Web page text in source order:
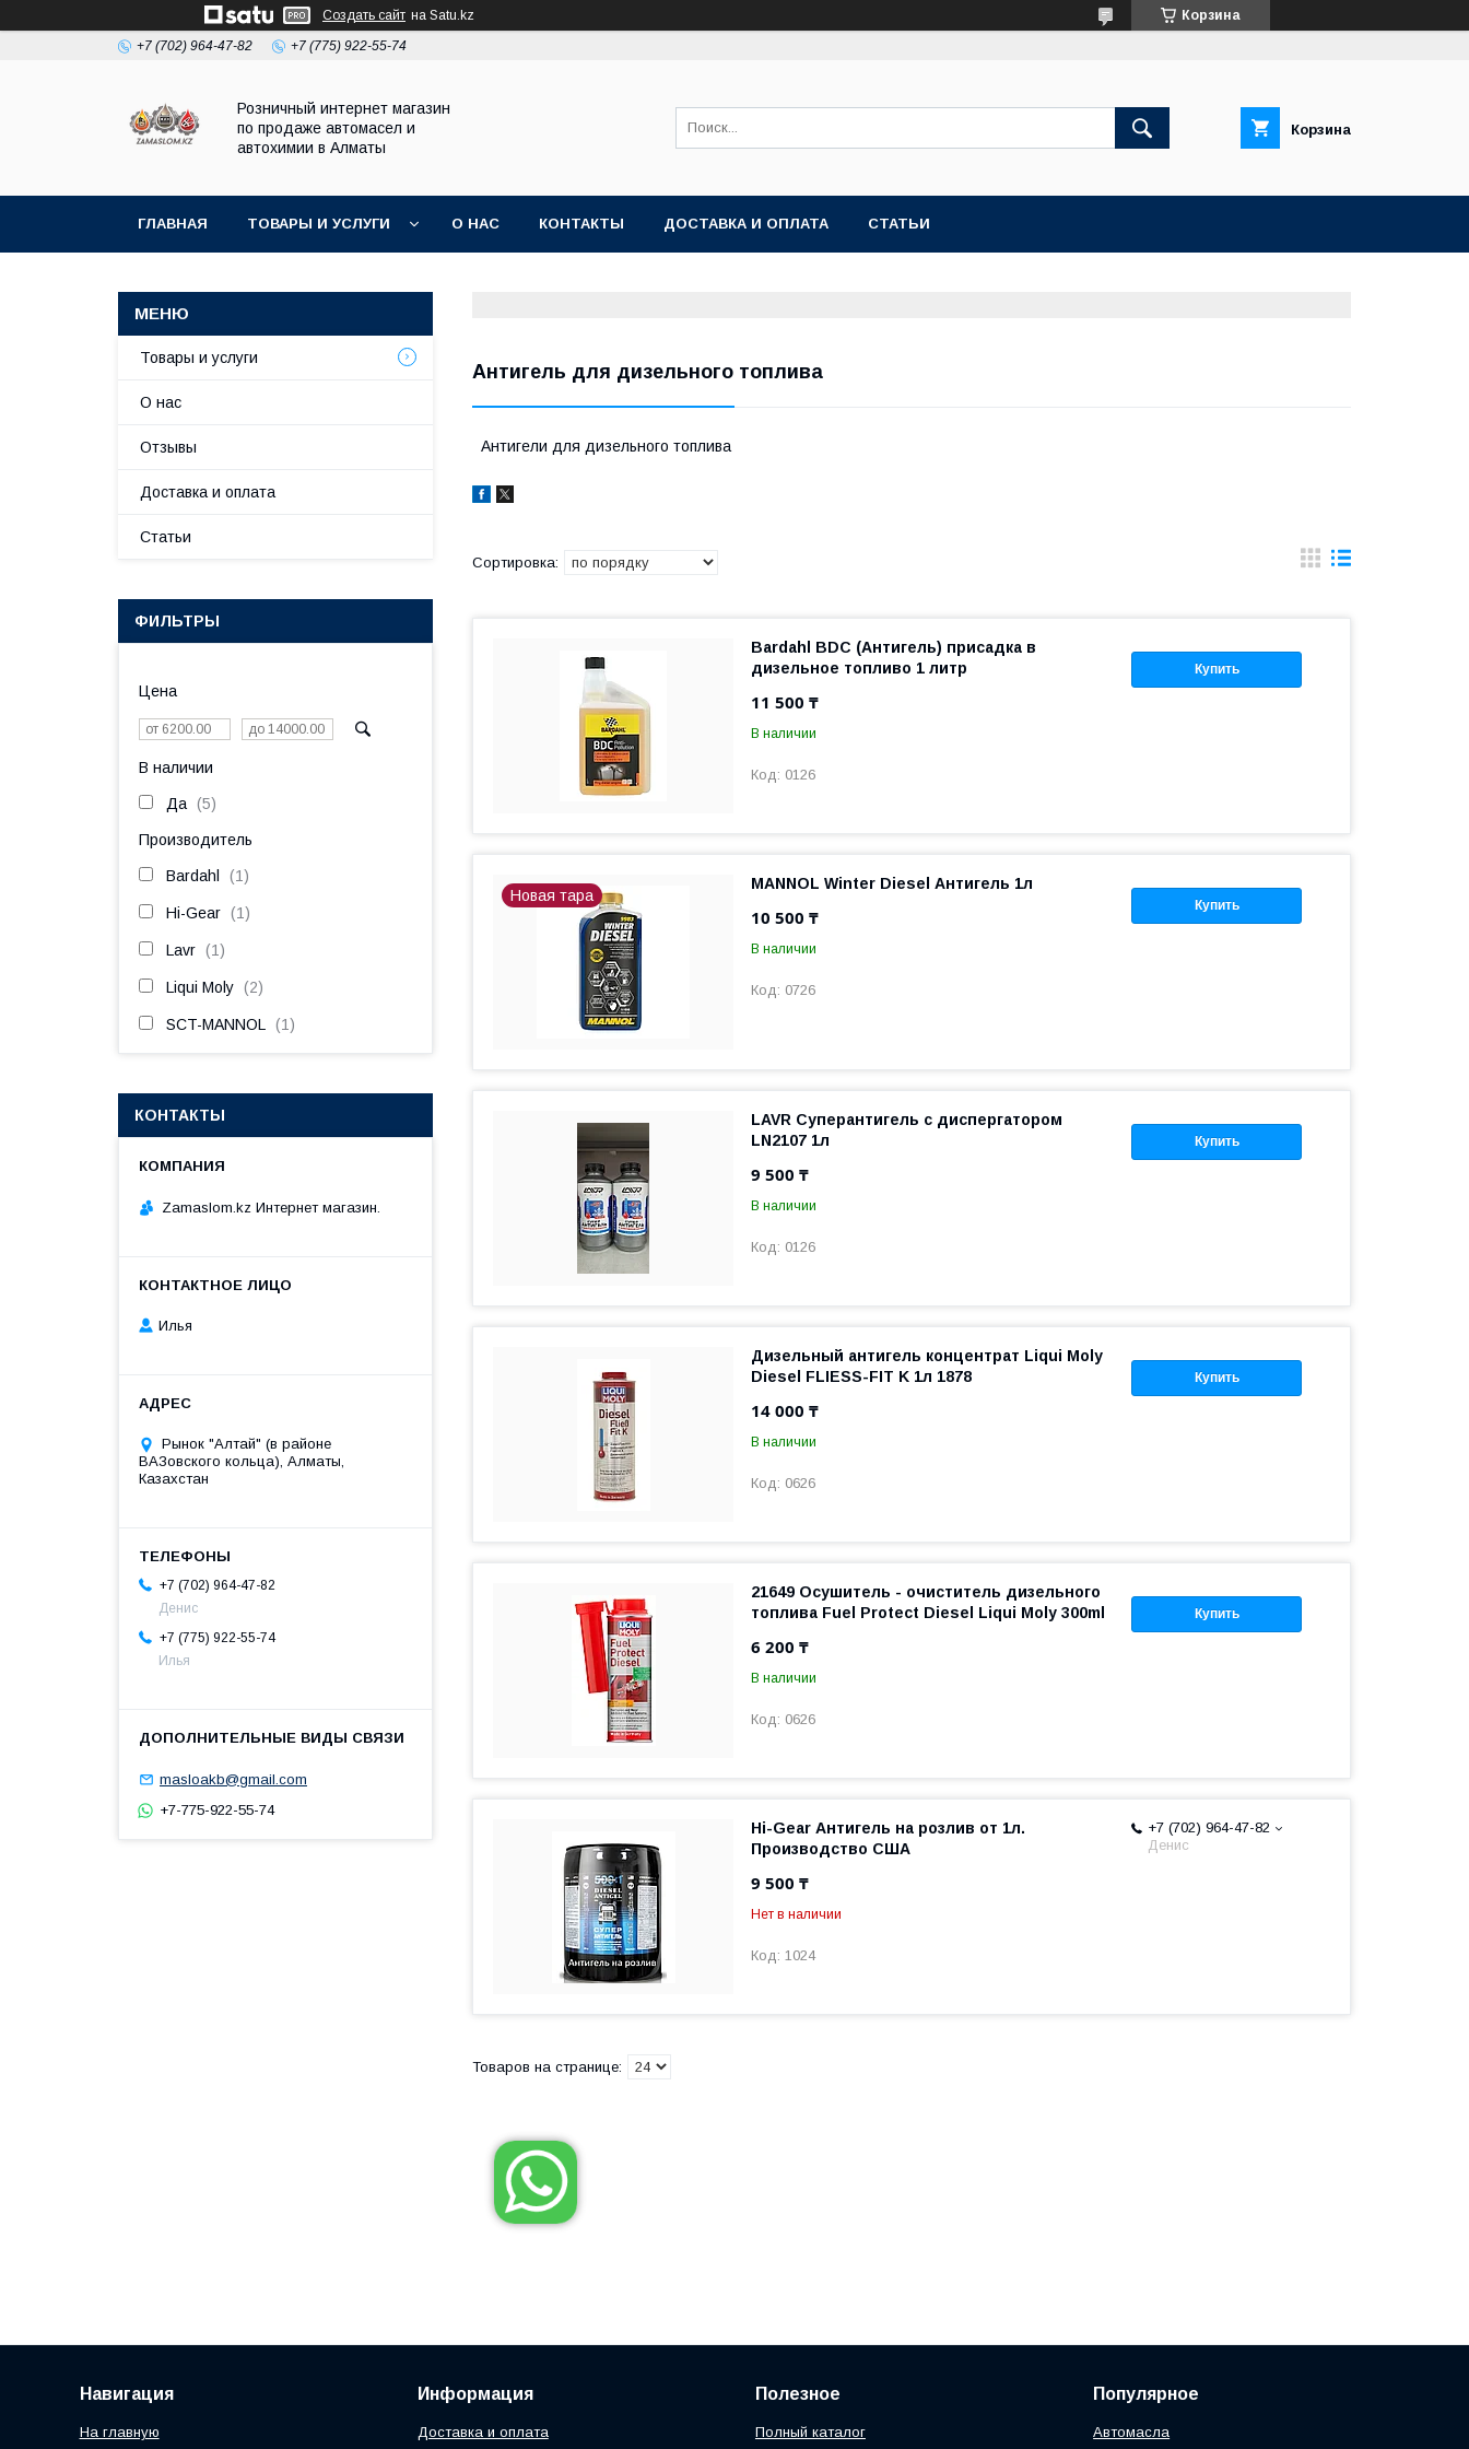
Создать сайт на Satu.kz Корзина
+7 (702) 964-47-82 +7 (775) 922-55-74
Розничный интернет магазин
по продаже автомасел и
автохимии в Алматы
Корзина
ГЛАВНАЯ ТОВАРЫ И УСЛУГИ О НАС КОНТАКТЫ ДОСТАВКА И ОПЛАТА СТАТЬИ
Антигель для дизельного топлива
Антигели для дизельного топлива
Купить
Bardahl BDC (Антигель) присадка в
дизельное топливо 1 литр
11 500 ₸
В наличии
0126
Новая тара
Купить
MANNOL Winter Diesel Антигель 1л
10 500 ₸
В наличии
0726
Купить
LAVR Суперантигель с диспергатором
LN2107 1л
9 500 ₸
В наличии
0126
Купить
Дизельный антигель концентрат Liqui Moly
Diesel FLIESS-FIT K 1л 1878
14 000 ₸
В наличии
0626
Купить
21649 Осушитель - очиститель дизельного
топлива Fuel Protect Diesel Liqui Moly 300ml
6 200 ₸
В наличии
0626
+7 (702) 964-47-82
Денис
Hi-Gear Антигель на розлив от 1л.
Производство США
9 500 ₸
Нет в наличии
1024
Товары и услуги
О нас
Отзывы
Доставка и оплата
Статьи
ФИЛЬТРЫ
Цена
В наличии
Да 5
Производитель
Bardahl 1
Hi-Gear 1
Lavr 1
Liqui Moly 2
SCT-MANNOL 1
КОНТАКТЫ
Zamaslom.kz Интернет магазин.
Илья
Рынок "Алтай" (в районе
ВАЗовского кольца), Алматы,
Казахстан
+7 (702) 964-47-82
Денис
+7 (775) 922-55-74
Илья
masloakb@gmail.com
+7-775-922-55-74
Навигация
На главную
Информация
Доставка и оплата
Полезное
Полный каталог
Популярное
Автомасла